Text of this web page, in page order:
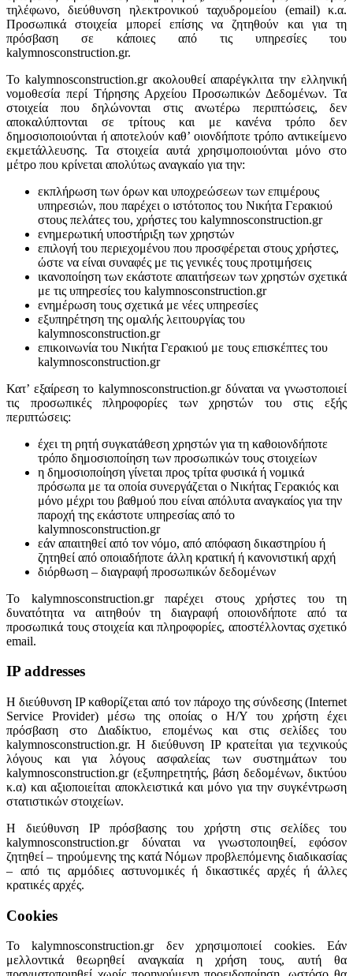
τηλέφωνο, διεύθυνση ηλεκτρονικού ταχυδρομείου (email) κ.α.
Προσωπικά στοιχεία μπορεί επίσης να ζητηθούν και για τη
πρόσβαση σε κάποιες από τις υπηρεσίες του
kalymnosconstruction.gr.
Το kalymnosconstruction.gr ακολουθεί απαρέγκλιτα την ελληνική
νομοθεσία περί Τήρησης Αρχείου Προσωπικών Δεδομένων. Τα
στοιχεία που δηλώνονται στις ανωτέρω περιπτώσεις, δεν
αποκαλύπτονται σε τρίτους και με κανένα τρόπο δεν
δημοσιοποιούνται ή αποτελούν καθ’ οιονδήποτε τρόπο αντικείμενο
εκμετάλλευσης. Τα στοιχεία αυτά χρησιμοποιούνται μόνο στο
μέτρο που κρίνεται απολύτως αναγκαίο για την:
εκπλήρωση των όρων και υποχρεώσεων των επιμέρους
υπηρεσιών, που παρέχει ο ιστότοπος του Νικήτα Γερακιού
στους πελάτες του, χρήστες του kalymnosconstruction.gr
ενημερωτική υποστήριξη των χρηστών
επιλογή του περιεχομένου που προσφέρεται στους χρήστες,
ώστε να είναι συναφές με τις γενικές τους προτιμήσεις
ικανοποίηση των εκάστοτε απαιτήσεων των χρηστών σχετικά
με τις υπηρεσίες του kalymnosconstruction.gr
ενημέρωση τους σχετικά με νέες υπηρεσίες
εξυπηρέτηση της ομαλής λειτουργίας του
kalymnosconstruction.gr
επικοινωνία του Νικήτα Γερακιού με τους επισκέπτες του
kalymnosconstruction.gr
Κατ’ εξαίρεση το kalymnosconstruction.gr δύναται να γνωστοποιεί
τις προσωπικές πληροφορίες των χρηστών του στις εξής
περιπτώσεις:
έχει τη ρητή συγκατάθεση χρηστών για τη καθοιονδήποτε
τρόπο δημοσιοποίηση των προσωπικών τους στοιχείων
η δημοσιοποίηση γίνεται προς τρίτα φυσικά ή νομικά
πρόσωπα με τα οποία συνεργάζεται ο Νικήτας Γερακιός και
μόνο μέχρι του βαθμού που είναι απόλυτα αναγκαίος για την
παροχή της εκάστοτε υπηρεσίας από το
kalymnosconstruction.gr
εάν απαιτηθεί από τον νόμο, από απόφαση δικαστηρίου ή
ζητηθεί από οποιαδήποτε άλλη κρατική ή κανονιστική αρχή
διόρθωση – διαγραφή προσωπικών δεδομένων
Το kalymnosconstruction.gr παρέχει στους χρήστες του τη
δυνατότητα να αιτηθούν τη διαγραφή οποιονδήποτε από τα
προσωπικά τους στοιχεία και πληροφορίες, αποστέλλοντας σχετικό
email.
IP addresses
H διεύθυνση IP καθορίζεται από τον πάροχο της σύνδεσης (Internet
Service Provider) μέσω της οποίας ο Η/Υ του χρήστη έχει
πρόσβαση στο Διαδίκτυο, επομένως και στις σελίδες του
kalymnosconstruction.gr. Η διεύθυνση IP κρατείται για τεχνικούς
λόγους και για λόγους ασφαλείας των συστημάτων του
kalymnosconstruction.gr (εξυπηρετητής, βάση δεδομένων, δικτύου
κ.α) και αξιοποιείται αποκλειστικά και μόνο για την συγκέντρωση
στατιστικών στοιχείων.
Η διεύθυνση IP πρόσβασης του χρήστη στις σελίδες του
kalymnosconstruction.gr δύναται να γνωστοποιηθεί, εφόσον
ζητηθεί – τηρούμενης της κατά Νόμων προβλεπόμενης διαδικασίας
– από τις αρμόδιες αστυνομικές ή δικαστικές αρχές ή άλλες
κρατικές αρχές.
Cookies
Το kalymnosconstruction.gr δεν χρησιμοποιεί cookies. Εάν
μελλοντικά θεωρηθεί αναγκαία η χρήση τους, αυτή θα